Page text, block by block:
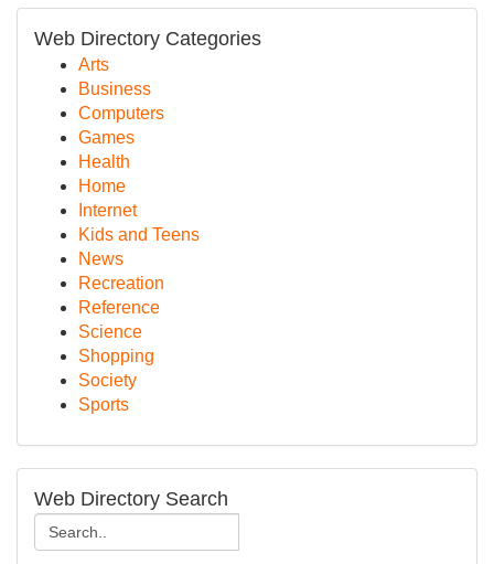
Web Directory Categories
Arts
Business
Computers
Games
Health
Home
Internet
Kids and Teens
News
Recreation
Reference
Science
Shopping
Society
Sports
Web Directory Search